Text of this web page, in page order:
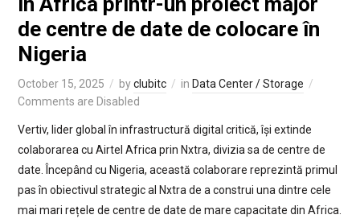
de centre de date de colocare în
Nigeria
October 15, 2025 byclubitc in Data Center / Storage
Comments are Disabled
Vertiv, lider global în infrastructură digital critică, își extinde
colaborarea cu Airtel Africa prin Nxtra, divizia sa de centre de
date. Începând cu Nigeria, această colaborare reprezintă primul
pas în obiectivul strategic al Nxtra de a construi una dintre cele
mai mari rețele de centre de date de mare capacitate din Africa.